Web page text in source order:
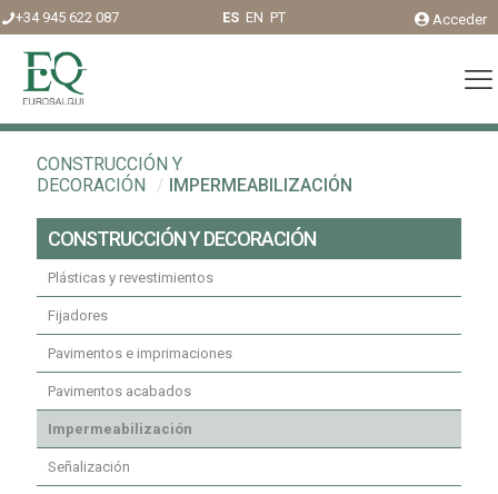
+34 945 622 087 ES EN PT Acceder
CONSTRUCCIÓN Y
DECORACIÓN
/ IMPERMEABILIZACIÓN
CONSTRUCCIÓN Y DECORACIÓN
Plásticas y revestimientos
Fijadores
Pavimentos e imprimaciones
Pavimentos acabados
Impermeabilización
Señalización